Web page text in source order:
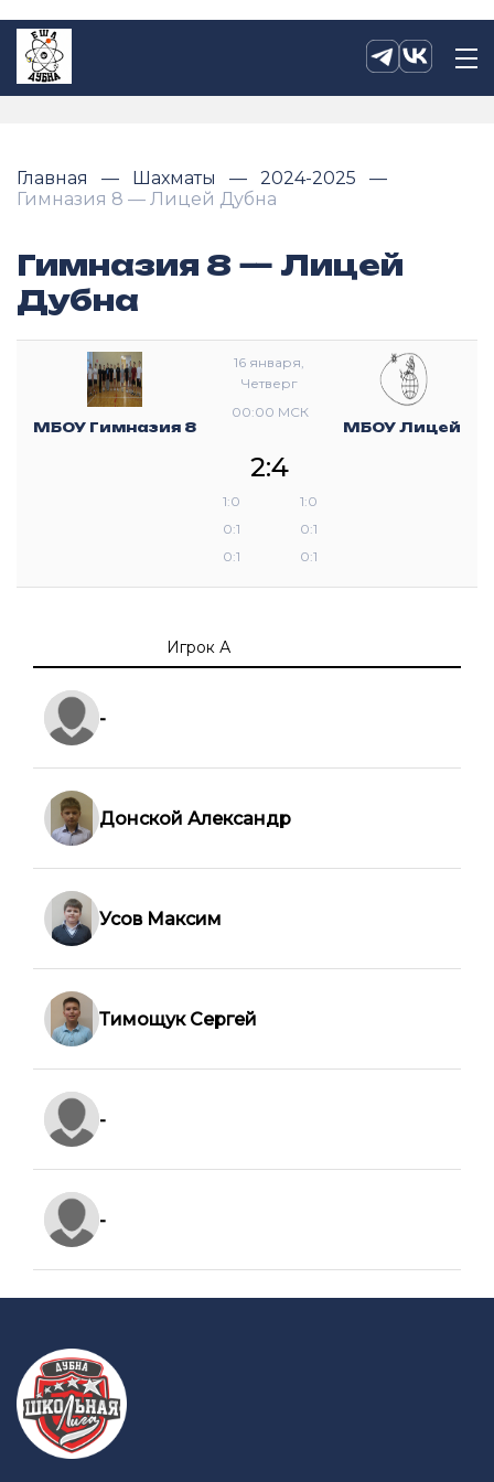
Главная Шахматы
2024-2025
Гимназия 8 — Лицей Дубна
Гимназия 8 — Лицей
Дубна
МБОУ Гимназия 8
16 января,
Четверг
00:00 МСК
2:4
1:0
1:0
0:1
0:1
0:1
0:1
МБОУ Лицей
Игрок А
-
Донской Александр
Усов Максим
Тимощук Сергей
-
-